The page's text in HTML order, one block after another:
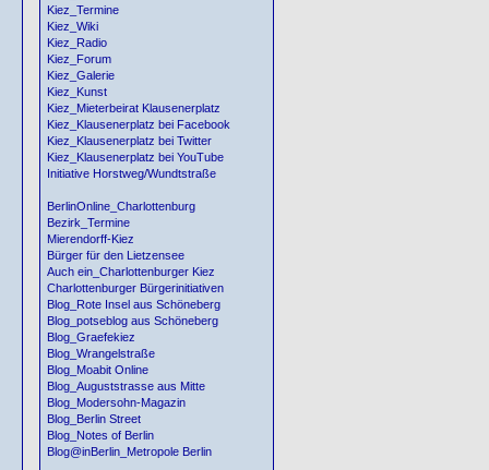
Kiez_Termine
Kiez_Wiki
Kiez_Radio
Kiez_Forum
Kiez_Galerie
Kiez_Kunst
Kiez_Mieterbeirat Klausenerplatz
Kiez_Klausenerplatz bei Facebook
Kiez_Klausenerplatz bei Twitter
Kiez_Klausenerplatz bei YouTube
Initiative Horstweg/Wundtstraße
BerlinOnline_Charlottenburg
Bezirk_Termine
Mierendorff-Kiez
Bürger für den Lietzensee
Auch ein_Charlottenburger Kiez
Charlottenburger Bürgerinitiativen
Blog_Rote Insel aus Schöneberg
Blog_potseblog aus Schöneberg
Blog_Graefekiez
Blog_Wrangelstraße
Blog_Moabit Online
Blog_Auguststrasse aus Mitte
Blog_Modersohn-Magazin
Blog_Berlin Street
Blog_Notes of Berlin
Blog@inBerlin_Metropole Berlin